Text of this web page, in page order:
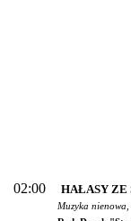
02:00 HAŁASY ZE
Muzyka